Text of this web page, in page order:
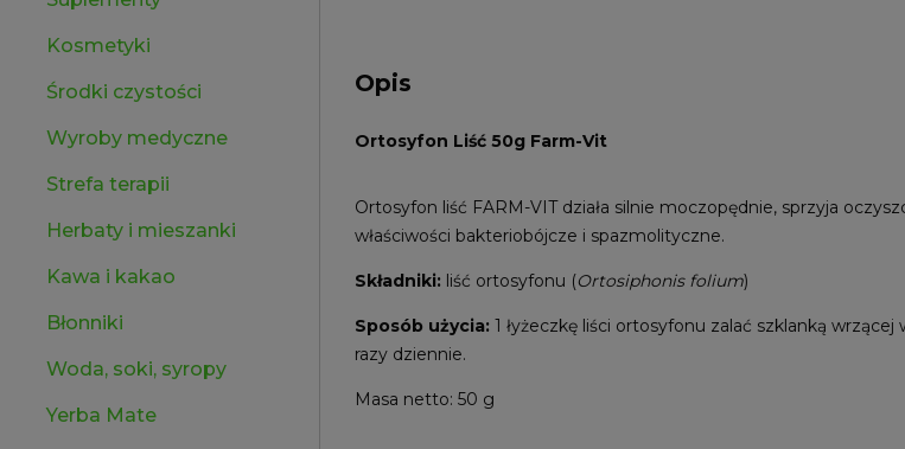
Kosmetyki
Środki czystości
Wyroby medyczne
Strefa terapii
Herbaty i mieszanki
Kawa i kakao
Błonniki
Woda, soki, syropy
Yerba Mate
Opis
Ortosyfon Liść 50g Farm-Vit
Ortosyfon liść FARM-VIT działa silnie moczopędnie, sprzyja
właściwości bakteriobójcze i spazmolityczne.
Składniki: liść ortosyfonu (Ortosiphonis folium)
Sposób użycia: 1 łyżeczkę liści ortosyfonu zalać szklanką
razy dziennie.
Masa netto: 50 g